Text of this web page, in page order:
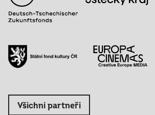
Všichni partneři